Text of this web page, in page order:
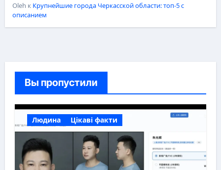
Oleh к Крупнейшие города Черкасской области: топ-5 с
описанием
Вы пропустили
Людина Цікаві факти